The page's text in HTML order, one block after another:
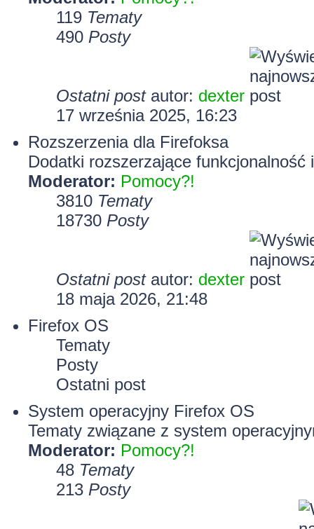
119 Tematy
490 Posty
Ostatni postautor: dexter
17 września 2025, 16:23
Rozszerzenia dla Firefoksa
Dodatki rozszerzające
Moderator: Pomocy?!
3810 Tematy
18730 Posty
Ostatni postautor: dexter
18 maja 2026, 21:48
Firefox OS
Tematy
Posty
Ostatni post
System operacyjny Firefox OS
Tematy związane z system
Moderator: Pomocy?!
48 Tematy
213 Posty